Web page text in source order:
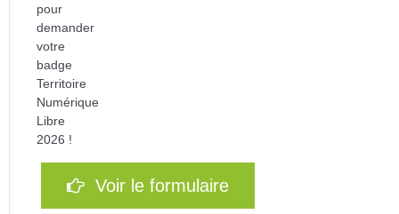
pour
demander
votre
badge
Territoire
Numérique
Libre
2026 !
Voir le formulaire